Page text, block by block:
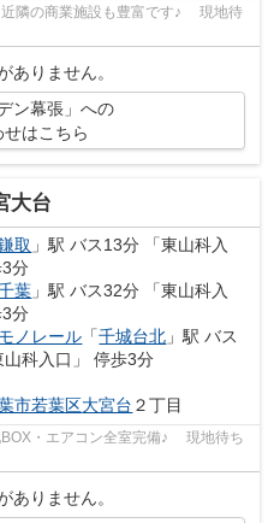
隣の商業施設も豊富です♪ 現地待
ありません。
ン幕張」への
はこちら
大台
取 」駅 バス13分 「東山科入
分
葉 」駅 バス32分 「東山科入
分
ノレール 「千城台北 」駅 バス
山科入口」 停歩3分
市若葉区大宮台 ２丁目
・エアコン全室完備♪ 現地待ち
ありません。